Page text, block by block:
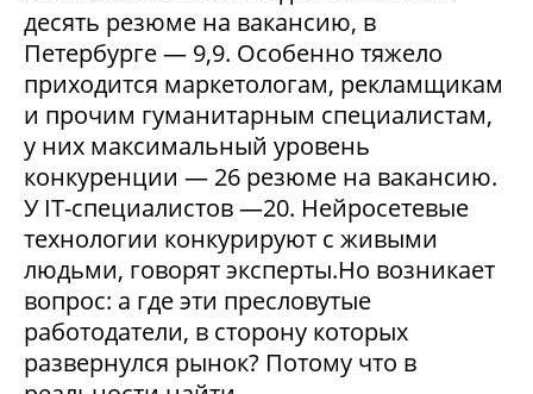
десять резюме на вакансию, в
Петербурге — 9,9. Особенно тяжело
приходится маркетологам, рекламщикам
и прочим гуманитарным специалистам,
у них максимальный уровень
конкуренции — 26 резюме на вакансию.
У IT-специалистов —20. Нейросетевые
технологии конкурируют с живыми
людьми, говорят эксперты.Но возникает
вопрос: а где эти пресловутые
работодатели, в сторону которых
развернулся рынок? Потому что в